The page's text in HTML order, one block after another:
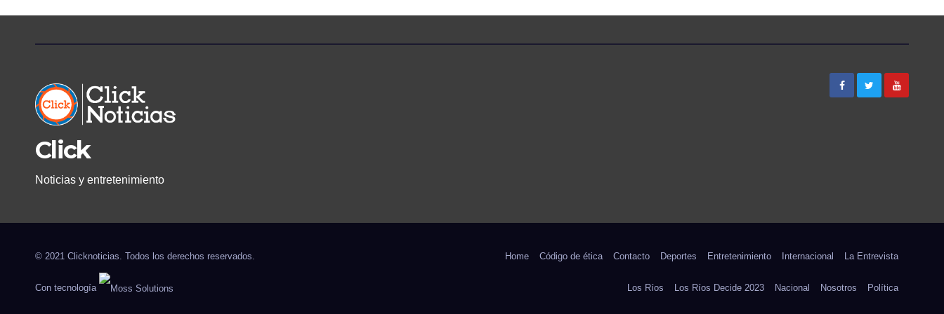
EVITAR LA
REVICTIMIZACIÓN
ECUADOR EN
EXPERIENCIA
CON DOLOR
LUMBAR
Click
Noticias y entretenimiento
© 2021 Clicknoticias. Todos los derechos reservados.
Con tecnología
Home Código de ética Contacto Deportes Entretenimiento Internacional La Entrevista
Los Ríos Los Ríos Decide 2023 Nacional Nosotros Política